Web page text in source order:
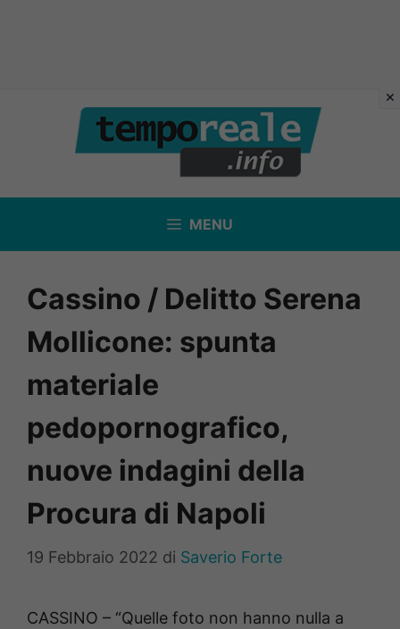
contenuto
MENU
Cassino / Delitto Serena
Mollicone: spunta
materiale
pedopornografico,
nuove indagini della
Procura di Napoli
19 Febbraio 2022 di Saverio Forte
CASSINO – “Quelle foto non hanno nulla a